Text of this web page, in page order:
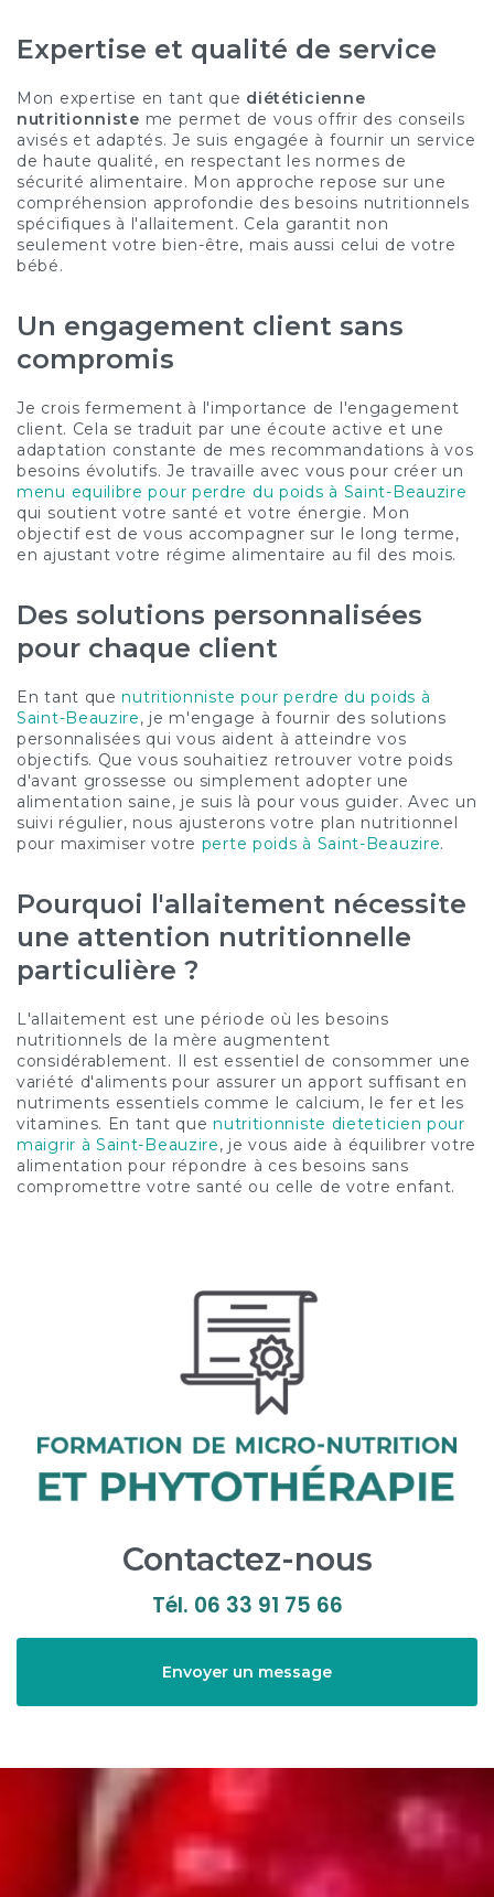
Expertise et qualité de service
Mon expertise en tant que diététicienne
nutritionniste me permet de vous offrir des conseils
avisés et adaptés. Je suis engagée à fournir un service
de haute qualité, en respectant les normes de
sécurité alimentaire. Mon approche repose sur une
compréhension approfondie des besoins nutritionnels
spécifiques à l'allaitement. Cela garantit non
seulement votre bien-être, mais aussi celui de votre
bébé.
Un engagement client sans
compromis
Je crois fermement à l'importance de l'engagement
client. Cela se traduit par une écoute active et une
adaptation constante de mes recommandations à vos
besoins évolutifs. Je travaille avec vous pour créer un
menu equilibre pour perdre du poids à Saint-Beauzire
qui soutient votre santé et votre énergie. Mon
objectif est de vous accompagner sur le long terme,
en ajustant votre régime alimentaire au fil des mois.
Des solutions personnalisées
pour chaque client
En tant quenutritionniste pour perdre du poids à
Saint-Beauzire, je m'engage à fournir des solutions
personnalisées qui vous aident à atteindre vos
objectifs. Que vous souhaitiez retrouver votre poids
d'avant grossesse ou simplement adopter une
alimentation saine, je suis là pour vous guider. Avec un
suivi régulier, nous ajusterons votre plan nutritionnel
pour maximiser votre perte poids à Saint-Beauzire.
Pourquoi l'allaitement nécessite
une attention nutritionnelle
particulière ?
L'allaitement est une période où les besoins
nutritionnels de la mère augmentent
considérablement. Il est essentiel de consommer une
variété d'aliments pour assurer un apport suffisant en
nutriments essentiels comme le calcium, le fer et les
vitamines. En tant quenutritionniste dieteticien pour
maigrir à Saint-Beauzire, je vous aide à équilibrer votre
alimentation pour répondre à ces besoins sans
compromettre votre santé ou celle de votre enfant.
Contactez-nous
Tél. 06 33 91 75 66
Envoyer un message